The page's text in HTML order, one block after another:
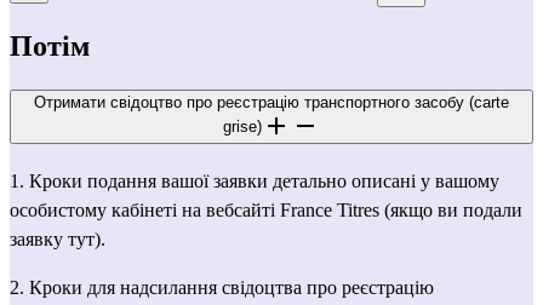
Потім
Отримати свідоцтво про реєстрацію транспортного засобу (carte
grise)
1. Кроки подання вашої заявки детально описані у вашому
особистому кабінеті на вебсайті France Titres (якщо ви подали
заявку тут).
2. Кроки для надсилання свідоцтва про реєстрацію